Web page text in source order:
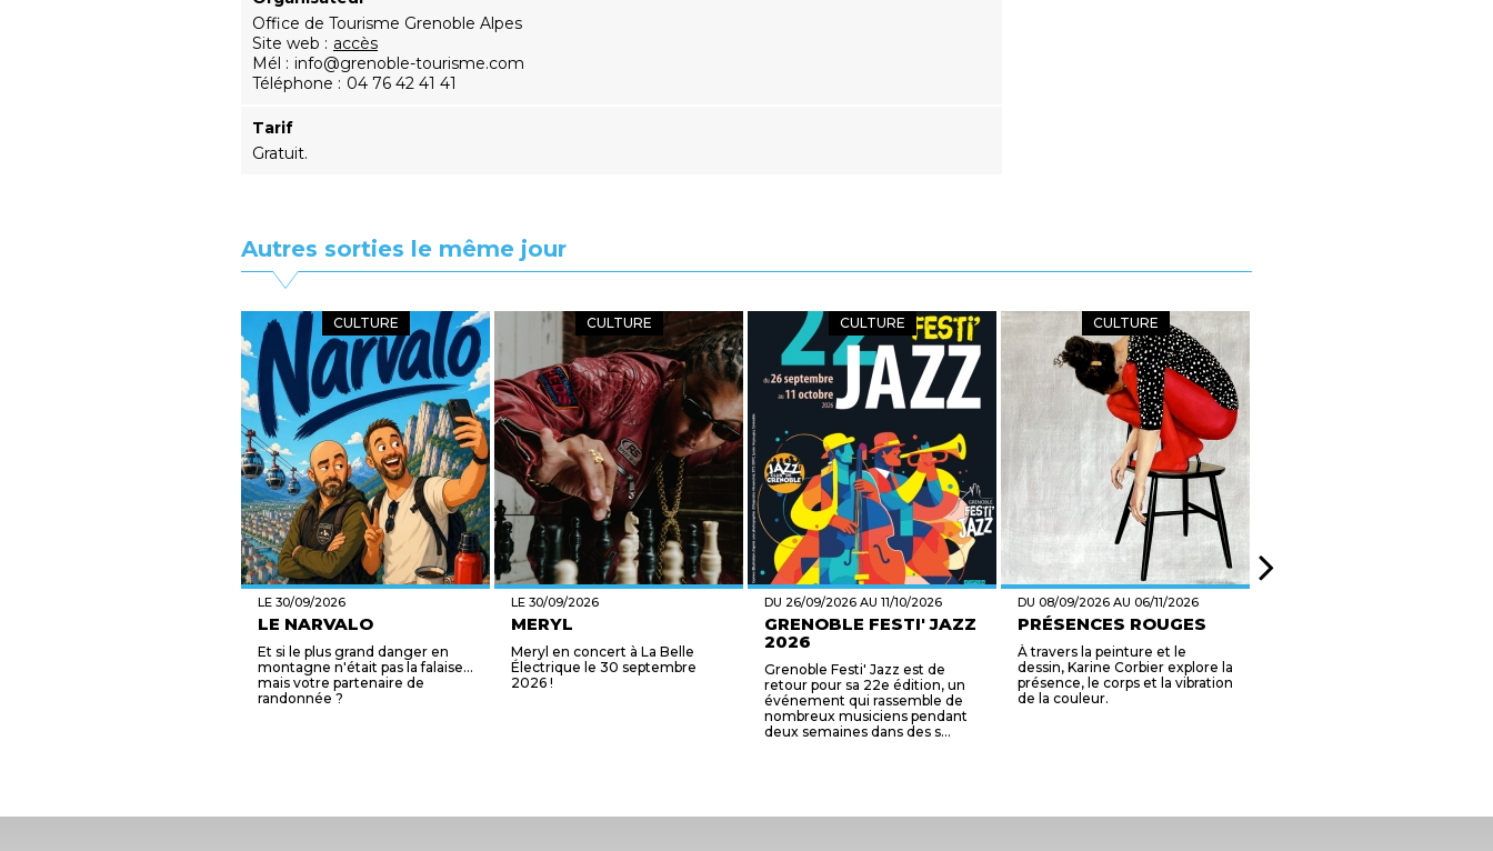
Office de Tourisme Grenoble Alpes
Site web
accès
Mél
info@grenoble-tourisme.com
Téléphone
04 76 42 41 41
Tarif
Gratuit.
Autres sorties le même jour
CULTURE
LE 30/09/2026
LE NARVALO
Et si le plus grand danger en
montagne n'était pas la falaise...
mais votre partenaire de
randonnée ?
CULTURE
LE 30/09/2026
MERYL
Meryl en concert à La Belle
Électrique le 30 septembre
2026 !
CULTURE
DU 26/09/2026 AU 11/10/2026
GRENOBLE FESTI' JAZZ
2026
Grenoble Festi' Jazz est de
retour pour sa 22e édition, un
événement qui rassemble de
nombreux musiciens pendant
deux semaines dans des s...
CULTURE
DU 08/09/2026 AU 06/11/2026
PRÉSENCES ROUGES
À travers la peinture et le
dessin, Karine Corbier explore la
présence, le corps et la vibration
de la couleur.